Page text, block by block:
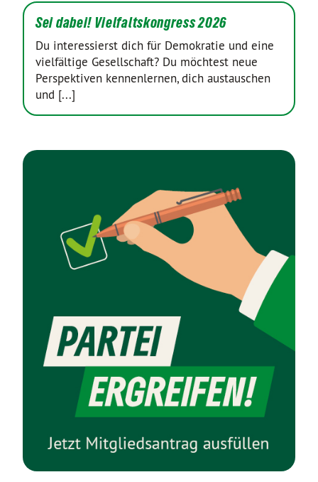
Sei dabei! Vielfaltskongress 2026
Du interessierst dich für Demokratie und eine
vielfältige Gesellschaft? Du möchtest neue
Perspektiven kennenlernen, dich austauschen
und [...]